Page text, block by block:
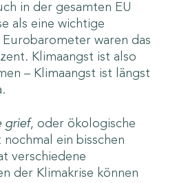
in der gesamten EU
als eine wichtige
waren das
Klimaangst ist also
– Klimaangst ist längst
grief, oder ökologische
nochmal ein bisschen
verschiedene
der Klimakrise können